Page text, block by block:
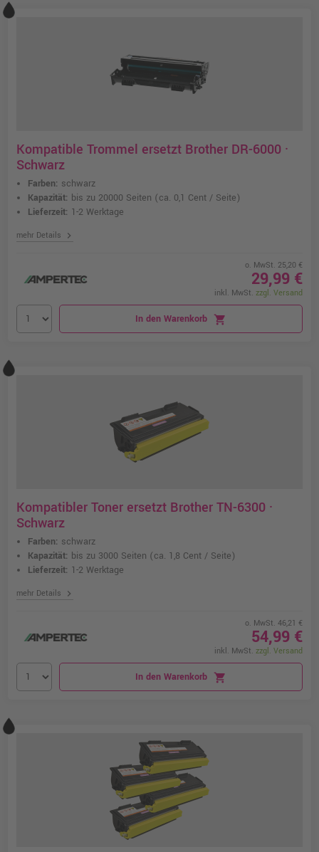
Kompatible Trommel ersetzt Brother DR-6000 ·
Schwarz
Farben: schwarz
Kapazität: bis zu 20000 Seiten (ca. 0,1 Cent / Seite)
Lieferzeit: 1-2 Werktage
mehr Details chevron_right
o. MwSt. 25,20 €
29,99 €
inkl. MwSt. zzgl. Versand
In den Warenkorb shopping_cart
Kompatibler Toner ersetzt Brother TN-6300 ·
Schwarz
Farben: schwarz
Kapazität: bis zu 3000 Seiten (ca. 1,8 Cent / Seite)
Lieferzeit: 1-2 Werktage
mehr Details chevron_right
o. MwSt. 46,21 €
54,99 €
inkl. MwSt. zzgl. Versand
In den Warenkorb shopping_cart